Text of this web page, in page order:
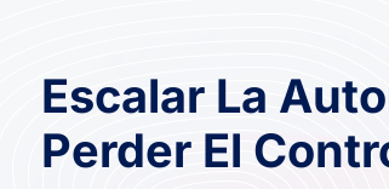
Escalar La
Perder El